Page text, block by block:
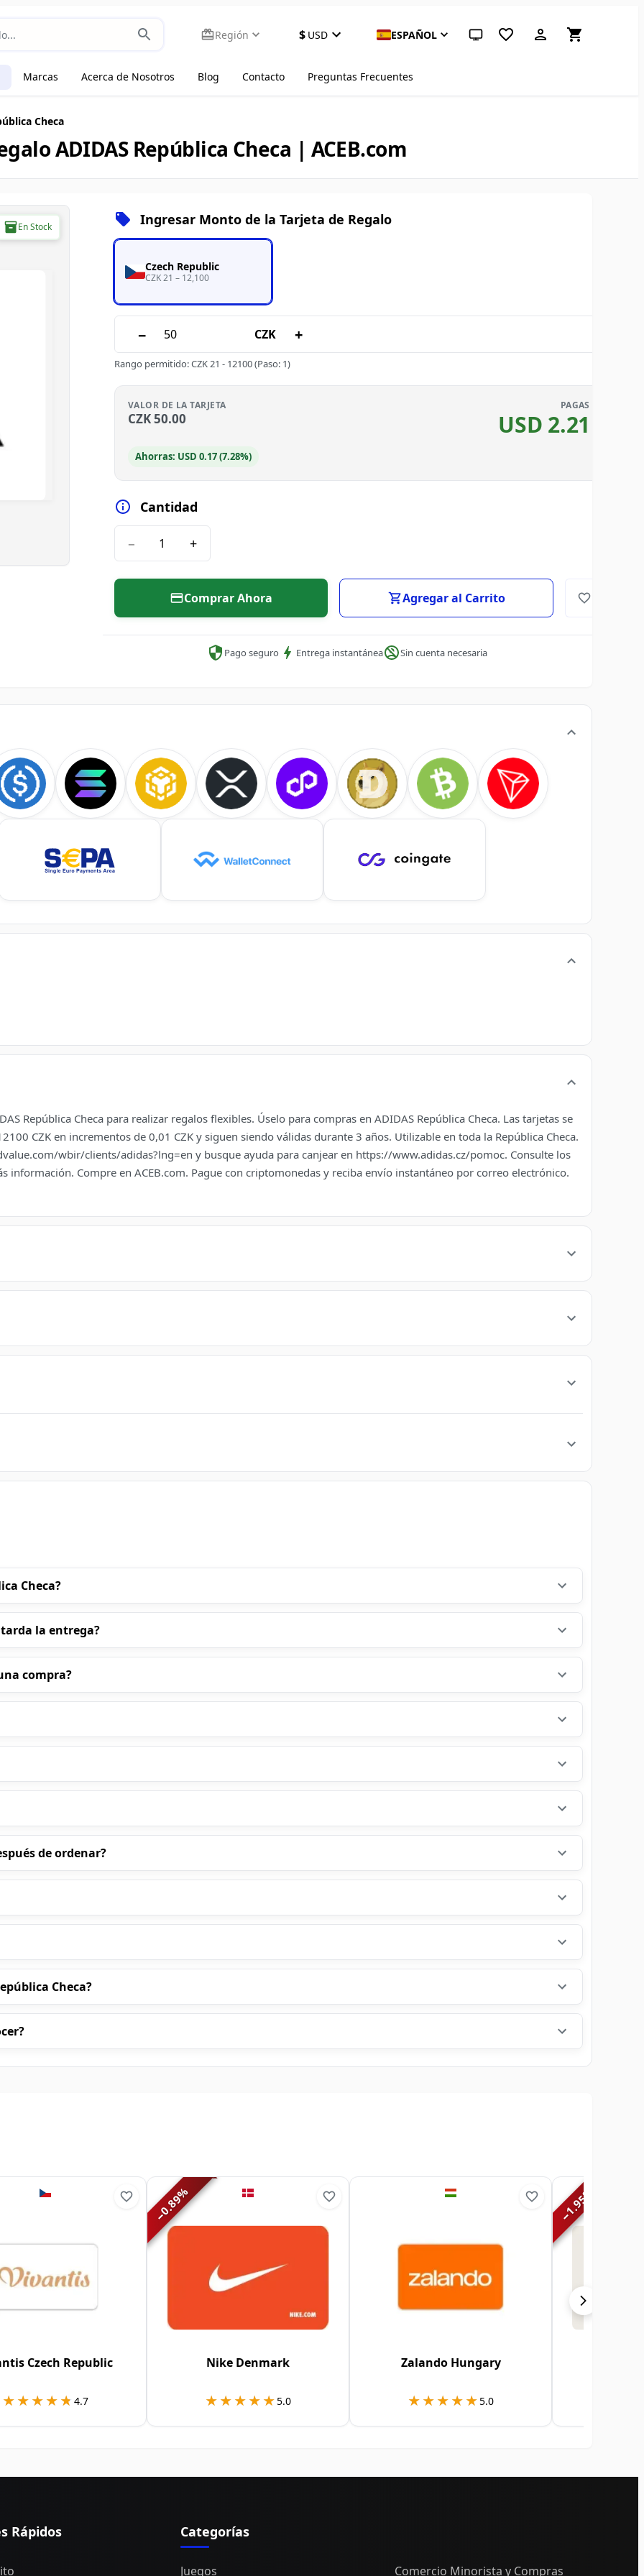
Región $ USD ESPAÑOL Tema del sistema (haz clic para claro)
Marcas Acerca de Nosotros Blog Contacto Preguntas Frecuentes
Checa
ADIDAS República Checa | ACEB.com
En Stock Ingresar Monto de la Tarjeta de Regalo
Czech Republic
CZK 21 – 12,100
− CZK +
Rango permitido:CZK21 - 12100(Paso: 1)
VALOR DE LA TARJETA
CZK50.00
PAGAS
USD 2.21
Ahorras: USD 0.17 (7.28%)
Cantidad
− +
Comprar Ahora Agregar al Carrito
Pago seguro Entrega instantánea Sin cuenta necesaria
República Checa para realizar regalos flexibles. Úselo para compras en ADIDAS República Checa. Las tarjetas se
CZK en incrementos de 0,01 CZK y siguen siendo válidas durante 3 años. Utilizable en toda la República Checa.
wbir/clients/adidas?lng=en y busque ayuda para canjear en https://www.adidas.cz/pomoc. Consulte los
información. Compre en ACEB.com. Pague con criptomonedas y reciba envío instantáneo por correo electrónico.
Checa?
la entrega?
compra?
de ordenar?
Checa?
Czech Republic
★★★★★
★★★★★ 4.7
−
0.89
%
Nike Denmark
★★★★★
★★★★★5.0
Zalando Hungary
★★★★★
★★★★★5.0
−
1.95%
Rápidos Categorías
Juegos Comercio Minorista y Compras